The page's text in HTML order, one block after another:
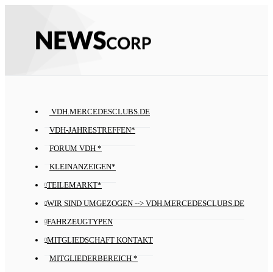
VDH.MERCEDESCLUBS.DE
VDH-JAHRESTREFFEN*
FORUM VDH *
KLEINANZEIGEN*
TEILEMARKT*
WIR SIND UMGEZOGEN --> VDH.MERCEDESCLUBS.DE
FAHRZEUGTYPEN
MITGLIEDSCHAFT KONTAKT
MITGLIEDERBEREICH *